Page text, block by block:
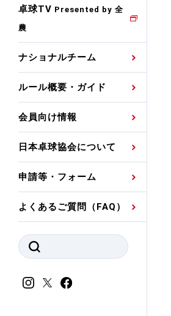
卓球TV Presented by 全
農
ナショナルチーム
ルール概要・ガイド
会員向け情報
日本卓球協会について
申請等・フォーム
よくあるご質問（FAQ）